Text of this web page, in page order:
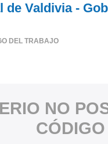
Valdivia -
DEL TRABAJO
NO